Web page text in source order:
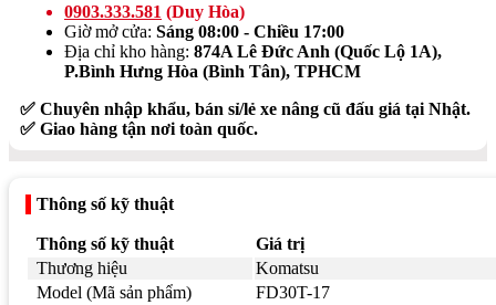
0903.333.581 (Duy Hòa)
Giờ mở cửa: Sáng 08:00 - Chiều 17:00
Địa chỉ kho hàng: 874A Lê Đức Anh (Quốc Lộ 1A),
P.Bình Hưng Hòa (Bình Tân), TPHCM
✅ Chuyên nhập khẩu, bán sỉ/lẻ xe nâng cũ đấu giá tại Nhật.
✅ Giao hàng tận nơi toàn quốc.
Thông số kỹ thuật
Thông số kỹ thuật
Giá trị
Thương hiệu
Komatsu
Model (Mã sản phẩm)
FD30T-17